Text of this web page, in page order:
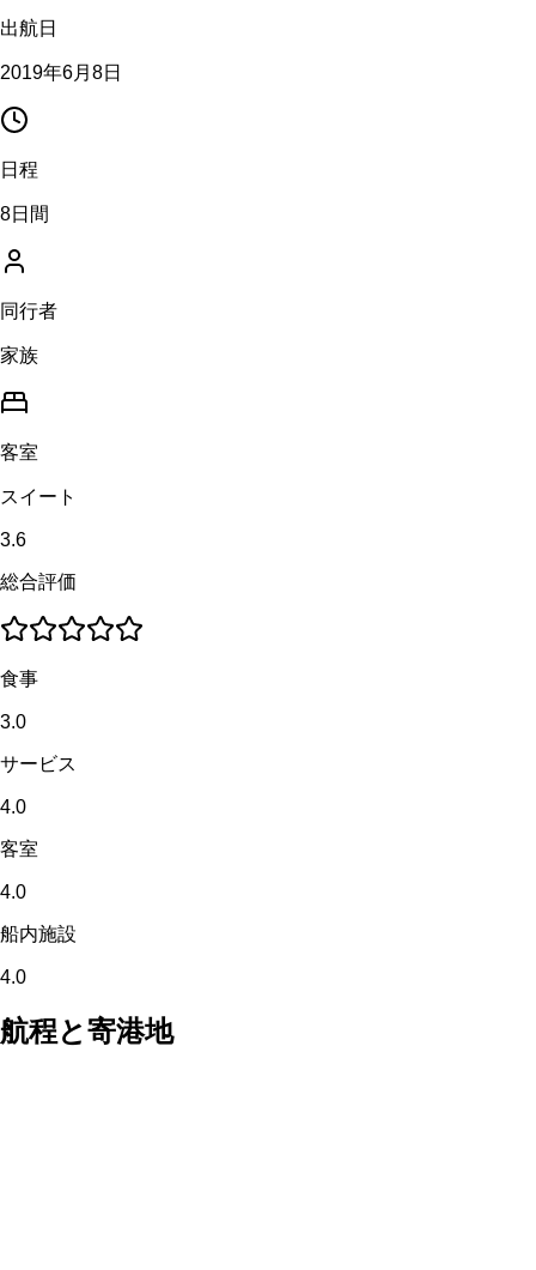
出航日
2019年6月8日
日程
8日間
同行者
家族
客室
スイート
3.6
総合評価
食事
3.0
サービス
4.0
客室
4.0
船内施設
4.0
航程と寄港地